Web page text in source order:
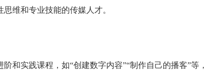
维和专业技能的传媒人才‌。
和实践课程，如“创建数字内容”“制作自己的播客”等，